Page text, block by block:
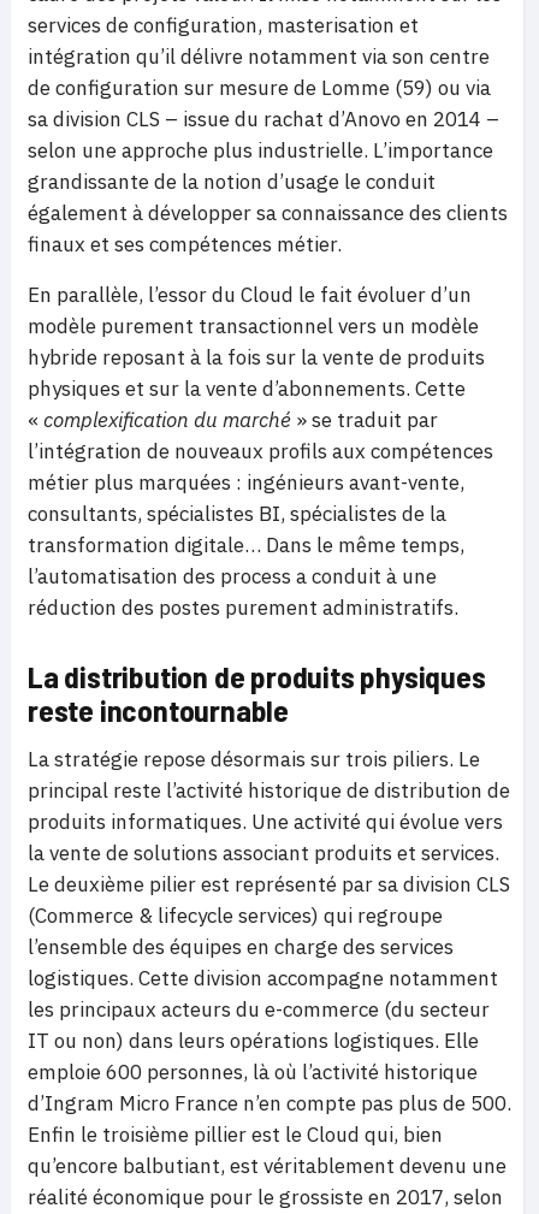
services de configuration, masterisation et
intégration qu’il délivre notamment via son centre
de configuration sur mesure de Lomme (59) ou via
sa division CLS – issue du rachat d’Anovo en 2014 –
selon une approche plus industrielle. L’importance
grandissante de la notion d’usage le conduit
également à développer sa connaissance des clients
finaux et ses compétences métier.
En parallèle, l’essor du Cloud le fait évoluer d’un
modèle purement transactionnel vers un modèle
hybride reposant à la fois sur la vente de produits
physiques et sur la vente d’abonnements. Cette
« complexification du marché » se traduit par
l’intégration de nouveaux profils aux compétences
métier plus marquées : ingénieurs avant-vente,
consultants, spécialistes BI, spécialistes de la
transformation digitale… Dans le même temps,
l’automatisation des process a conduit à une
réduction des postes purement administratifs.
La distribution de produits physiques
reste incontournable
La stratégie repose désormais sur trois piliers. Le
principal reste l’activité historique de distribution de
produits informatiques. Une activité qui évolue vers
la vente de solutions associant produits et services.
Le deuxième pilier est représenté par sa division CLS
(Commerce & lifecycle services) qui regroupe
l’ensemble des équipes en charge des services
logistiques. Cette division accompagne notamment
les principaux acteurs du e-commerce (du secteur
IT ou non) dans leurs opérations logistiques. Elle
emploie 600 personnes, là où l’activité historique
d’Ingram Micro France n’en compte pas plus de 500.
Enfin le troisième pillier est le Cloud qui, bien
qu’encore balbutiant, est véritablement devenu une
réalité économique pour le grossiste en 2017, selon